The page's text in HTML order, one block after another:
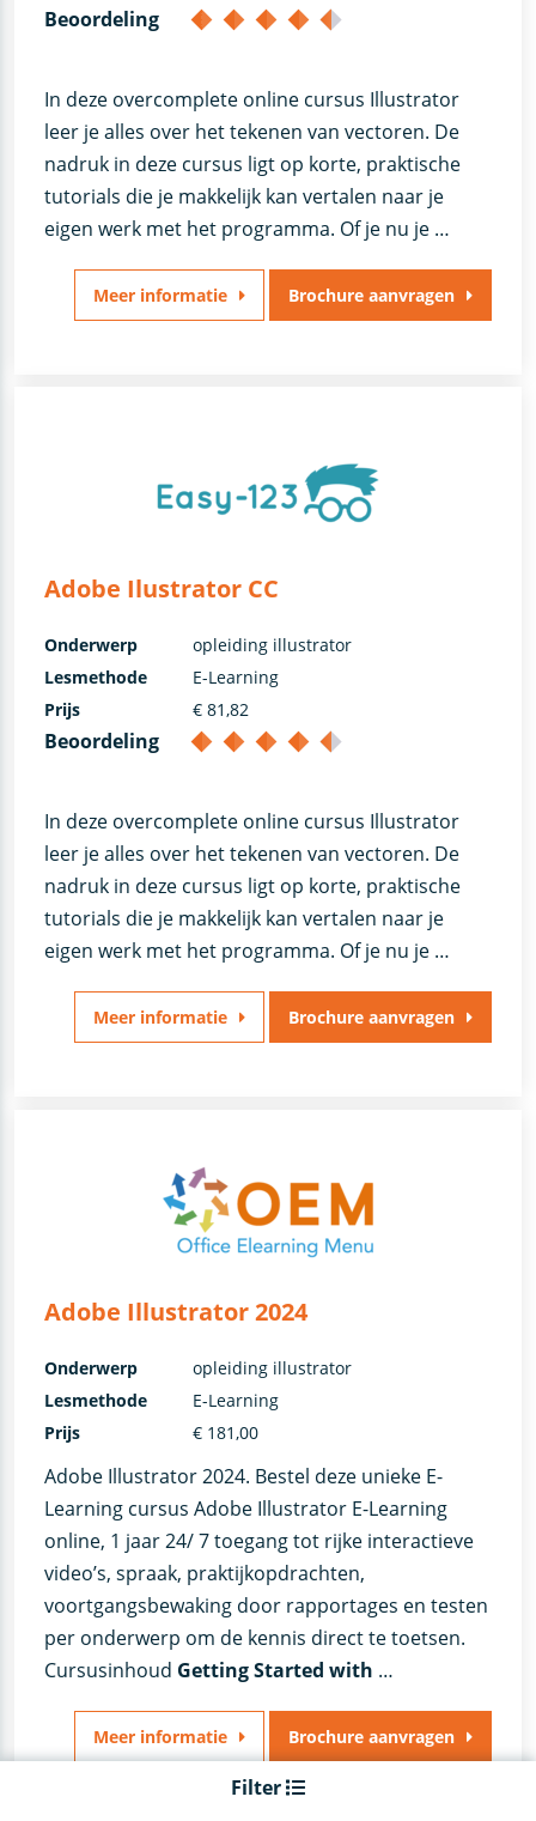
In deze overcomplete online cursus Illustrator
leer je alles over het tekenen van vectoren. De
nadruk in deze cursus ligt op korte, praktische
tutorials die je makkelijk kan vertalen naar je
eigen werk met het programma. Of je nu je …
Beoordeling
Meer informatie Brochure aanvragen
Adobe Ilustrator CC
In deze overcomplete online cursus Illustrator
leer je alles over het tekenen van vectoren. De
nadruk in deze cursus ligt op korte, praktische
tutorials die je makkelijk kan vertalen naar je
eigen werk met het programma. Of je nu je …
Onderwerp
opleiding illustrator
Lesmethode
E-Learning
Prijs
€ 81,82
Beoordeling
Meer informatie Brochure aanvragen
Adobe Illustrator 2024
Adobe Illustrator 2024. Bestel deze unieke E-
Learning cursus Adobe Illustrator E-Learning
online, 1 jaar 24/ 7 toegang tot rijke interactieve
video’s, spraak, praktijkopdrachten,
voortgangsbewaking door rapportages en testen
per onderwerp om de kennis direct te toetsen.
Cursusinhoud Getting Started with …
Onderwerp
opleiding illustrator
Lesmethode
E-Learning
Prijs
€ 181,00
Meer informatie Brochure aanvragen
Filter